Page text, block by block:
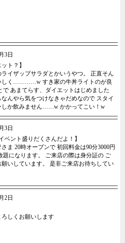
3日
ット？】
イザップサラダとかいうやつ。 正直そん
しく…………w すき家の牛丼ライトのが良
で あまてらす、ダイエットはじめました
んやら気をつけなきゃだめなので スタイ
しか飲みません……w かかってこい！w
3日
ベント盛りだくさんだよ！】
ま 20時オープンで 初回料金は90分3000円
題になります。 ご来店の際は身分証の ご
いしています。 是非ご来店お待ちしてい
2日
ろしくお願いします